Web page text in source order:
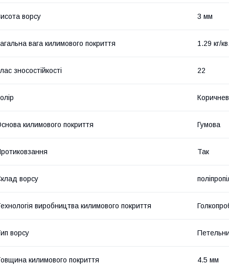
ворсу 3 мм
вага килимового покриття 1.29 кг/
зносостійкості 22
килимового покриття Гумова
Так
ворсу
виробництва килимового покриття
ворсу
килимового покриття 4.5 мм